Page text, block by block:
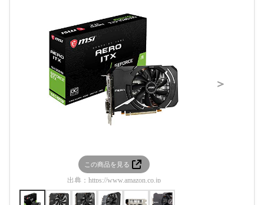
この商品を見る
出典： https://www.amazon.co.jp
＞